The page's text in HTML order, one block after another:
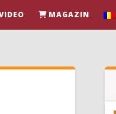
MAGAZIN